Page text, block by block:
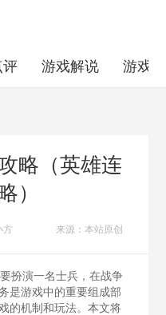
评 游戏解说 游戏
略（英雄连
）
方 来源：本站原创
扮演一名士兵，在战争
是游戏中的重要组成部
的机制和玩法。本文将